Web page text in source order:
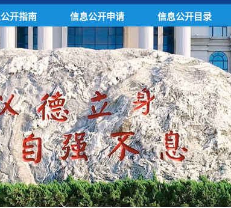
开指南 信息公开申请 信息公开目录